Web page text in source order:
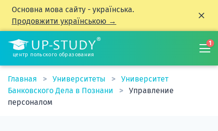
Основна мова сайту - українська.
Продовжити українською →
центр польского образования
1
Главная Университеты
Университет
Банковского Дела в Познани
Управление
персоналом